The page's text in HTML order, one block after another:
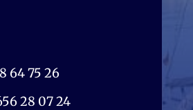
64 75 26
28 07 24